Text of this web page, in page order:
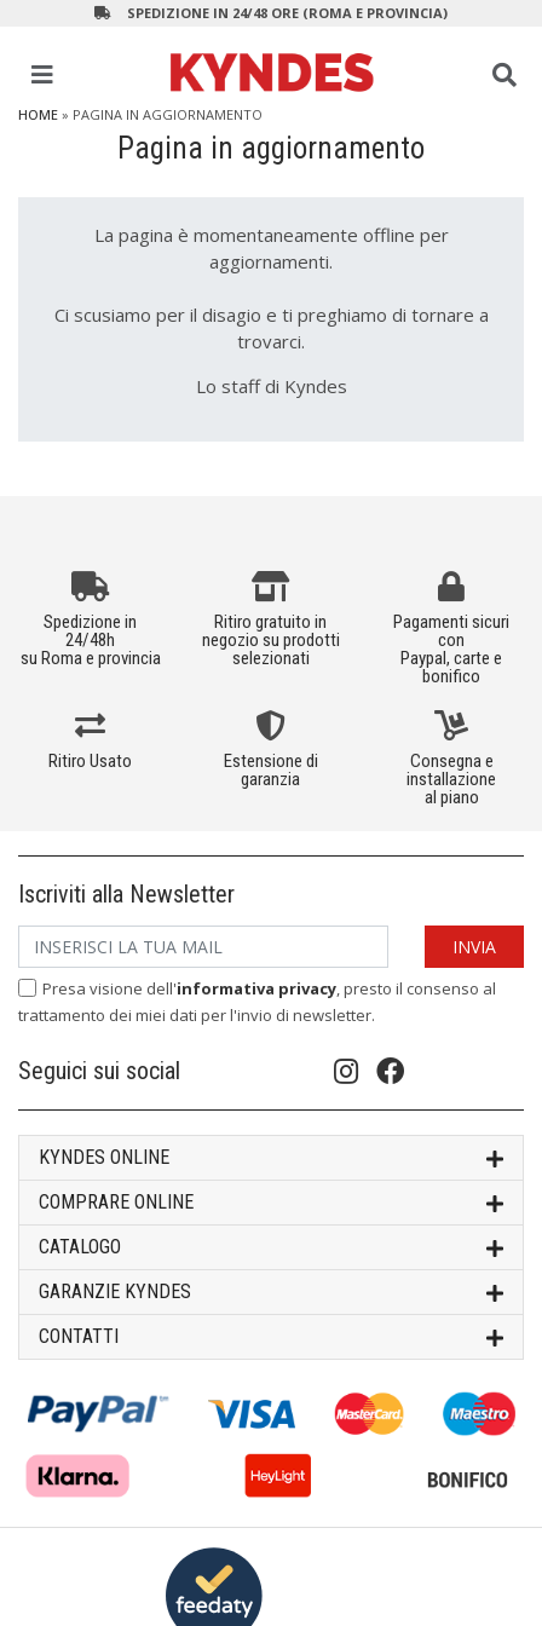
SPEDIZIONE IN 24/48 ORE (ROMA E PROVINCIA)
HOME » PAGINA IN AGGIORNAMENTO
Pagina in aggiornamento
La pagina è momentaneamente offline per
aggiornamenti.
Ci scusiamo per il disagio e ti preghiamo di tornare a
trovarci.
Lo staff di Kyndes
Spedizione in
24/48h
su Roma e provincia
Ritiro gratuito in
negozio su prodotti
selezionati
Pagamenti sicuri
con
Paypal, carte e
bonifico
Ritiro Usato
Estensione di
garanzia
Consegna e
installazione
al piano
Iscriviti alla Newsletter
Presa visione dell'informativa privacy, presto il consenso al
trattamento dei miei dati per l'invio di newsletter.
Seguici sui social
KYNDES ONLINE
COMPRARE ONLINE
CATALOGO
GARANZIE KYNDES
CONTATTI